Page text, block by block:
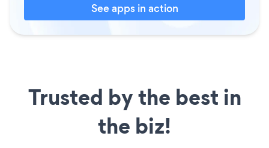
See apps in action
Trusted by the best in
the biz!